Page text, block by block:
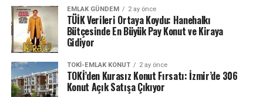
EMLAK GÜNDEM 2 ay önce
TÜİK Verileri Ortaya Koydu: Hanehalkı
Bütçesinde En Büyük Pay Konut ve Kiraya
Gidiyor
TOKI-EMLAK KONUT 2 ay önce
TOKİ’den Kurasız Konut Fırsatı: İzmir’de 306
Konut Açık Satışa Çıkıyor